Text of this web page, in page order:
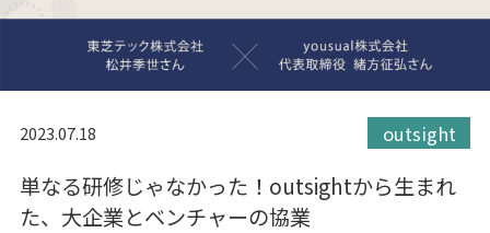
2023.07.18 outsight
単なる研修じゃなかった！outsightから生まれ
た、大企業とベンチャーの協業